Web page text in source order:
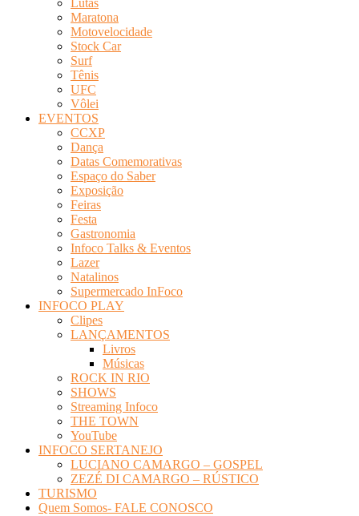
Lutas
Maratona
Motovelocidade
Stock Car
Surf
Tênis
UFC
Vôlei
EVENTOS
CCXP
Dança
Datas Comemorativas
Espaço do Saber
Exposição
Feiras
Festa
Gastronomia
Infoco Talks & Eventos
Lazer
Natalinos
Supermercado InFoco
INFOCO PLAY
Clipes
LANÇAMENTOS
Livros
Músicas
ROCK IN RIO
SHOWS
Streaming Infoco
THE TOWN
YouTube
INFOCO SERTANEJO
LUCIANO CAMARGO – GOSPEL
ZEZÉ DI CAMARGO – RÚSTICO
TURISMO
Quem Somos- FALE CONOSCO